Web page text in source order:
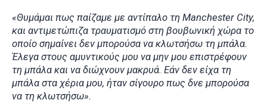
«Θυμάμαι πως παίζαμε με αντίπαλο τη Manchester City,
και αντιμετώπιζα τραυματισμό στη βουβωνική χώρα το
οποίο σημαίνει δεν μπορούσα να κλωτσήσω τη μπάλα.
Έλεγα στους αμυντικούς μου να μην μου επιστρέφουν
τη μπάλα και να διώχνουν μακρυά. Εάν δεν είχα τη
μπάλα στα χέρια μου, ήταν σίγουρο πως δνε μπορούσα
να τη κλωτσήσω».